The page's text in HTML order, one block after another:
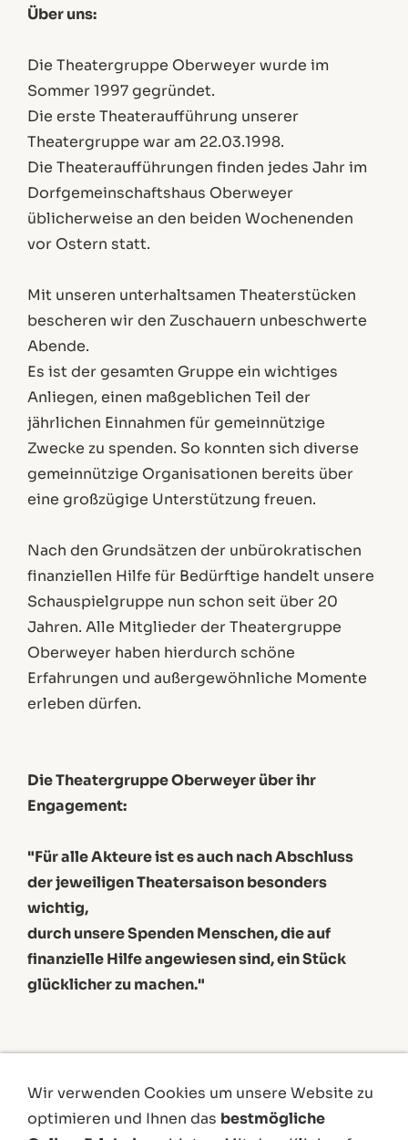
Über uns:
Die Theatergruppe Oberweyer wurde im
Sommer 1997 gegründet.
Die erste Theateraufführung unserer
Theatergruppe war am 22.03.1998.
Die Theateraufführungen finden jedes Jahr im
Dorfgemeinschaftshaus Oberweyer
üblicherweise an den beiden Wochenenden
vor Ostern statt.
Mit unseren unterhaltsamen Theaterstücken
bescheren wir den Zuschauern unbeschwerte
Abende.
Es ist der gesamten Gruppe ein wichtiges
Anliegen, einen maßgeblichen Teil der
jährlichen Einnahmen für gemeinnützige
Zwecke zu spenden. So konnten sich diverse
gemeinnützige Organisationen bereits über
eine großzügige Unterstützung freuen.
Nach den Grundsätzen der unbürokratischen
finanziellen Hilfe für Bedürftige handelt unsere
Schauspielgruppe nun schon seit über 20
Jahren. Alle Mitglieder der Theatergruppe
Oberweyer haben hierdurch schöne
Erfahrungen und außergewöhnliche Momente
erleben dürfen.
Die Theatergruppe Oberweyer über ihr
Engagement:
"Für alle Akteure ist es auch nach Abschluss
der jeweiligen Theatersaison besonders
wichtig,
durch unsere Spenden Menschen, die auf
finanzielle Hilfe angewiesen sind, ein Stück
glücklicher zu machen."
Wir verwenden Cookies um unsere Website zu
optimieren und Ihnen das bestmögliche